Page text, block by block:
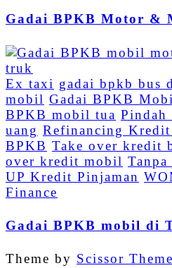
Gadai BPKB Motor &
Ex taxi gadai bpkb bus
mobil Gadai BPKB
BPKB mobil tua Pindah
uang Refinancing
BPKB Take over kredit
over kredit mobil
UP Kredit Pinjaman
Finance
Gadai BPKB mobil di
Theme by Scissor